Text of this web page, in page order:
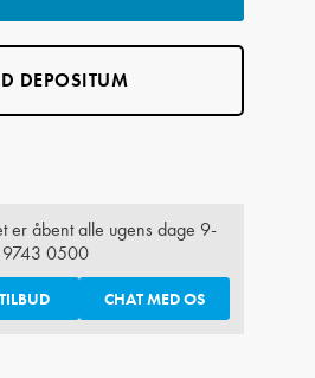
DEPOSITUM
er åbent alle ugens dage 9-
9743 0500
CHAT MED OS